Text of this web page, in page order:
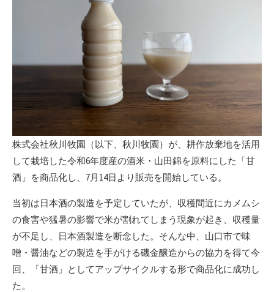
株式会社秋川牧園（以下、秋川牧園）が、耕作放棄地を活用
して栽培した令和6年度産の酒米・山田錦を原料にした「甘
酒」を商品化し、7月14日より販売を開始している。
当初は日本酒の製造を予定していたが、収穫間近にカメムシ
の食害や猛暑の影響で米が割れてしまう現象が起き、収穫量
が不足し、日本酒製造を断念した。そんな中、山口市で味
噌・醤油などの製造を手がける磯金醸造からの協力を得て今
回、「甘酒」としてアップサイクルする形で商品化に成功し
た。